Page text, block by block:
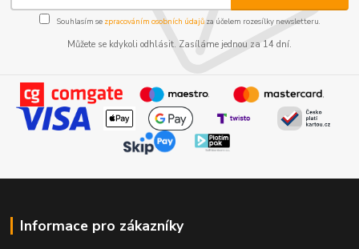
Souhlasím se zpracováním osobních údajůza účelem rozesílky newsletteru.
Můžete se kdykoli odhlásit. Zasíláme jednou za 14 dní.
Informace pro zákazníky